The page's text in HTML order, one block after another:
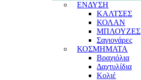
ΕΝΔΥΣΗ
ΚΑΛΤΣΕΣ
ΚΟΛΑΝ
ΜΠΛΟΥΖΕΣ
Σαγιονάρες
ΚΟΣΜΗΜΑΤΑ
Βραχιόλια
Δαχτυλίδια
Κολιέ